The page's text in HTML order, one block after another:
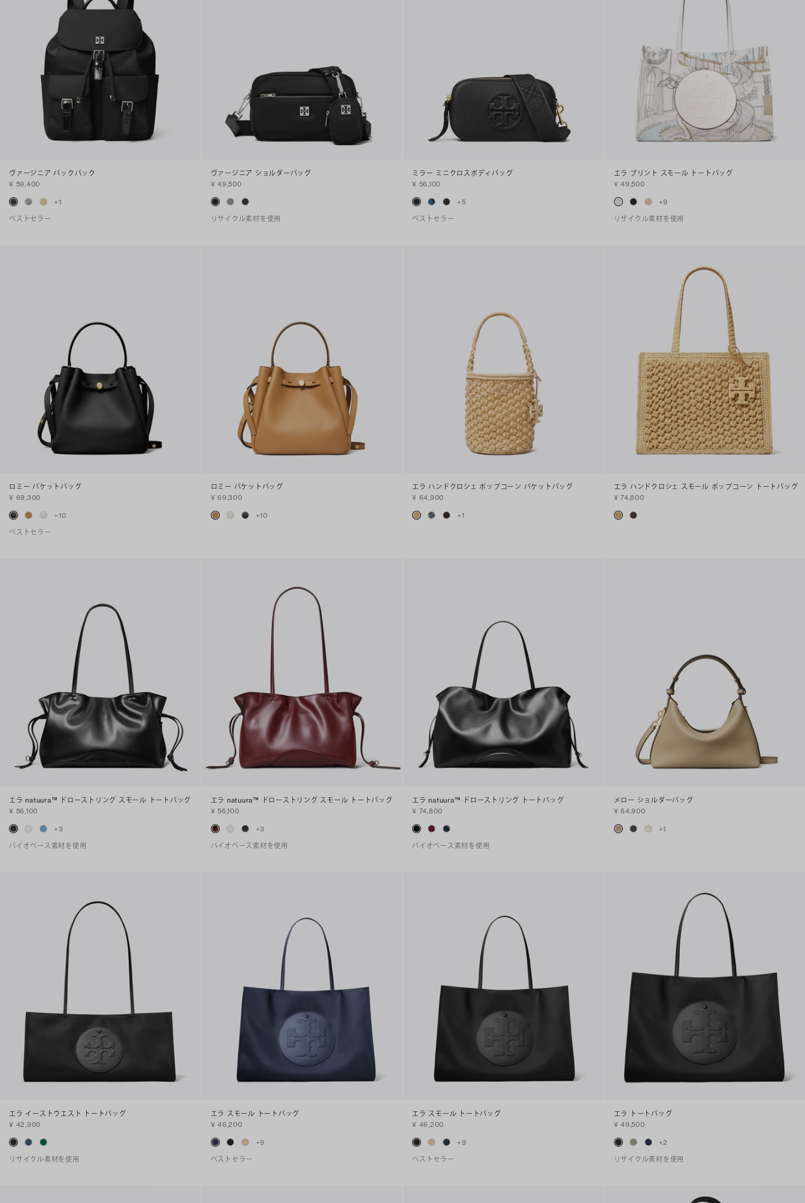
ヴァージニア バックパック
¥ 59,400
+1
ベストセラー
ヴァージニア ショルダーバッグ
¥ 49,500
リサイクル素材を使用
ミラー ミニクロスボディバッグ
¥ 56,100
+5
ベストセラー
エラ プリント スモール トートバッグ
¥ 49,500
+9
リサイクル素材を使用
ロミー バケットバッグ
¥ 69,300
+10
ベストセラー
ロミー バケットバッグ
¥ 69,300
+10
エラ ハンドクロシェ ポップコーン バケットバッグ
¥ 64,900
+1
エラ ハンドクロシェ スモール ポップコーン トートバッグ
¥ 74,800
エラ natuura™ ドローストリング スモール トートバッグ
¥ 56,100
+3
バイオベース素材を使用
エラ natuura™ ドローストリング スモール トートバッグ
¥ 56,100
+3
バイオベース素材を使用
エラ natuura™ ドローストリング トートバッグ
¥ 74,800
バイオベース素材を使用
メロー ショルダーバッグ
¥ 64,900
+1
エラ イーストウエスト トートバッグ
¥ 42,900
リサイクル素材を使用
エラ スモール トートバッグ
¥ 46,200
+9
ベストセラー
エラ スモール トートバッグ
¥ 46,200
+9
ベストセラー
エラ トートバッグ
¥ 49,500
+2
リサイクル素材を使用